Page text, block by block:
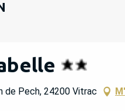
de Pech, 24200 Vitrac